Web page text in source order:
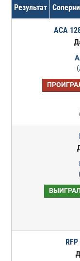
Результат
ACA
ВЫИГРАЛ